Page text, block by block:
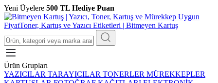
Yeni Üyelere 500 TL Hediye Puan
Ürün Grupları
YAZICILAR TARAYICILAR TONERLER MÜREKKEPLER